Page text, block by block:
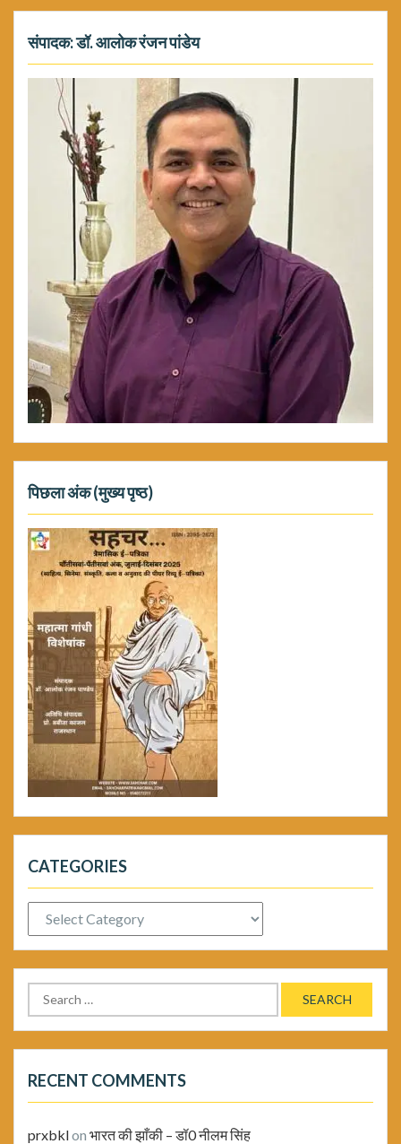
संपादक: डॉ. आलोक रंजन पांडेय
पिछला अंक (मुख्य पृष्ठ)
CATEGORIES
Categories
Search
for:
RECENT COMMENTS
prxbklon भारत की झाँकी – डॉ0 नीलम सिंह